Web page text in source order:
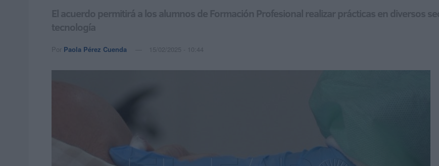
El acuerdo permitirá a los alumnos de Formación Profesional realizar prácticas en diversos
tecnología
Por Paola Pérez Cuenda 15/02/2025 - 10:44